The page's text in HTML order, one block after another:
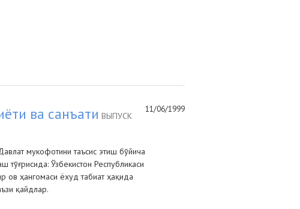
11/06/1999
ва санъати ВЫПУСК
мукофотини таъсис этиш бўйича
тўғрисида: Ўзбекистон Республикаси
ов ҳангомаси ёхуд табиат ҳақида
қайдлар.